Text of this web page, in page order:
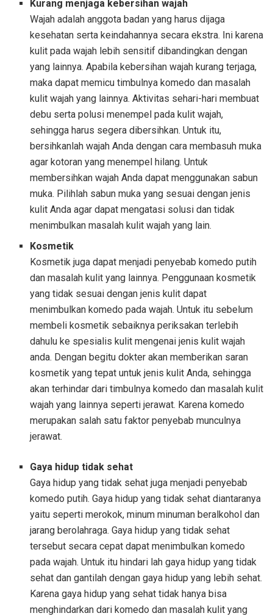
Kurang menjaga kebersihan wajah
Wajah adalah anggota badan yang harus dijaga
kesehatan serta keindahannya secara ekstra. Ini karena
kulit pada wajah lebih sensitif dibandingkan dengan
yang lainnya. Apabila kebersihan wajah kurang terjaga,
maka dapat memicu timbulnya komedo dan masalah
kulit wajah yang lainnya. Aktivitas sehari-hari membuat
debu serta polusi menempel pada kulit wajah,
sehingga harus segera dibersihkan. Untuk itu,
bersihkanlah wajah Anda dengan cara membasuh muka
agar kotoran yang menempel hilang. Untuk
membersihkan wajah Anda dapat menggunakan sabun
muka. Pilihlah sabun muka yang sesuai dengan jenis
kulit Anda agar dapat mengatasi solusi dan tidak
menimbulkan masalah kulit wajah yang lain.
Kosmetik
Kosmetik juga dapat menjadi penyebab komedo putih
dan masalah kulit yang lainnya. Penggunaan kosmetik
yang tidak sesuai dengan jenis kulit dapat
menimbulkan komedo pada wajah. Untuk itu sebelum
membeli kosmetik sebaiknya periksakan terlebih
dahulu ke spesialis kulit mengenai jenis kulit wajah
anda. Dengan begitu dokter akan memberikan saran
kosmetik yang tepat untuk jenis kulit Anda, sehingga
akan terhindar dari timbulnya komedo dan masalah kulit
wajah yang lainnya seperti jerawat. Karena komedo
merupakan salah satu faktor penyebab munculnya
jerawat.
Gaya hidup tidak sehat
Gaya hidup yang tidak sehat juga menjadi penyebab
komedo putih. Gaya hidup yang tidak sehat diantaranya
yaitu seperti merokok, minum minuman beralkohol dan
jarang berolahraga. Gaya hidup yang tidak sehat
tersebut secara cepat dapat menimbulkan komedo
pada wajah. Untuk itu hindari lah gaya hidup yang tidak
sehat dan gantilah dengan gaya hidup yang lebih sehat.
Karena gaya hidup yang sehat tidak hanya bisa
menghindarkan dari komedo dan masalah kulit yang